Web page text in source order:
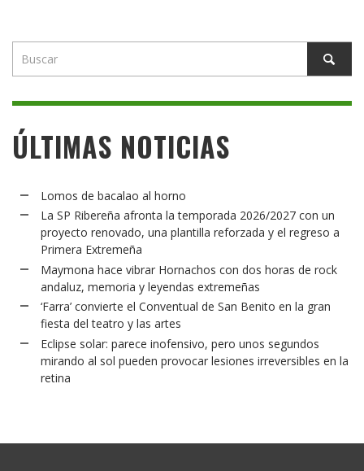
ÚLTIMAS NOTICIAS
Lomos de bacalao al horno
La SP Ribereña afronta la temporada 2026/2027 con un
proyecto renovado, una plantilla reforzada y el regreso a
Primera Extremeña
Maymona hace vibrar Hornachos con dos horas de rock
andaluz, memoria y leyendas extremeñas
‘Farra’ convierte el Conventual de San Benito en la gran
fiesta del teatro y las artes
Eclipse solar: parece inofensivo, pero unos segundos
mirando al sol pueden provocar lesiones irreversibles en la
retina